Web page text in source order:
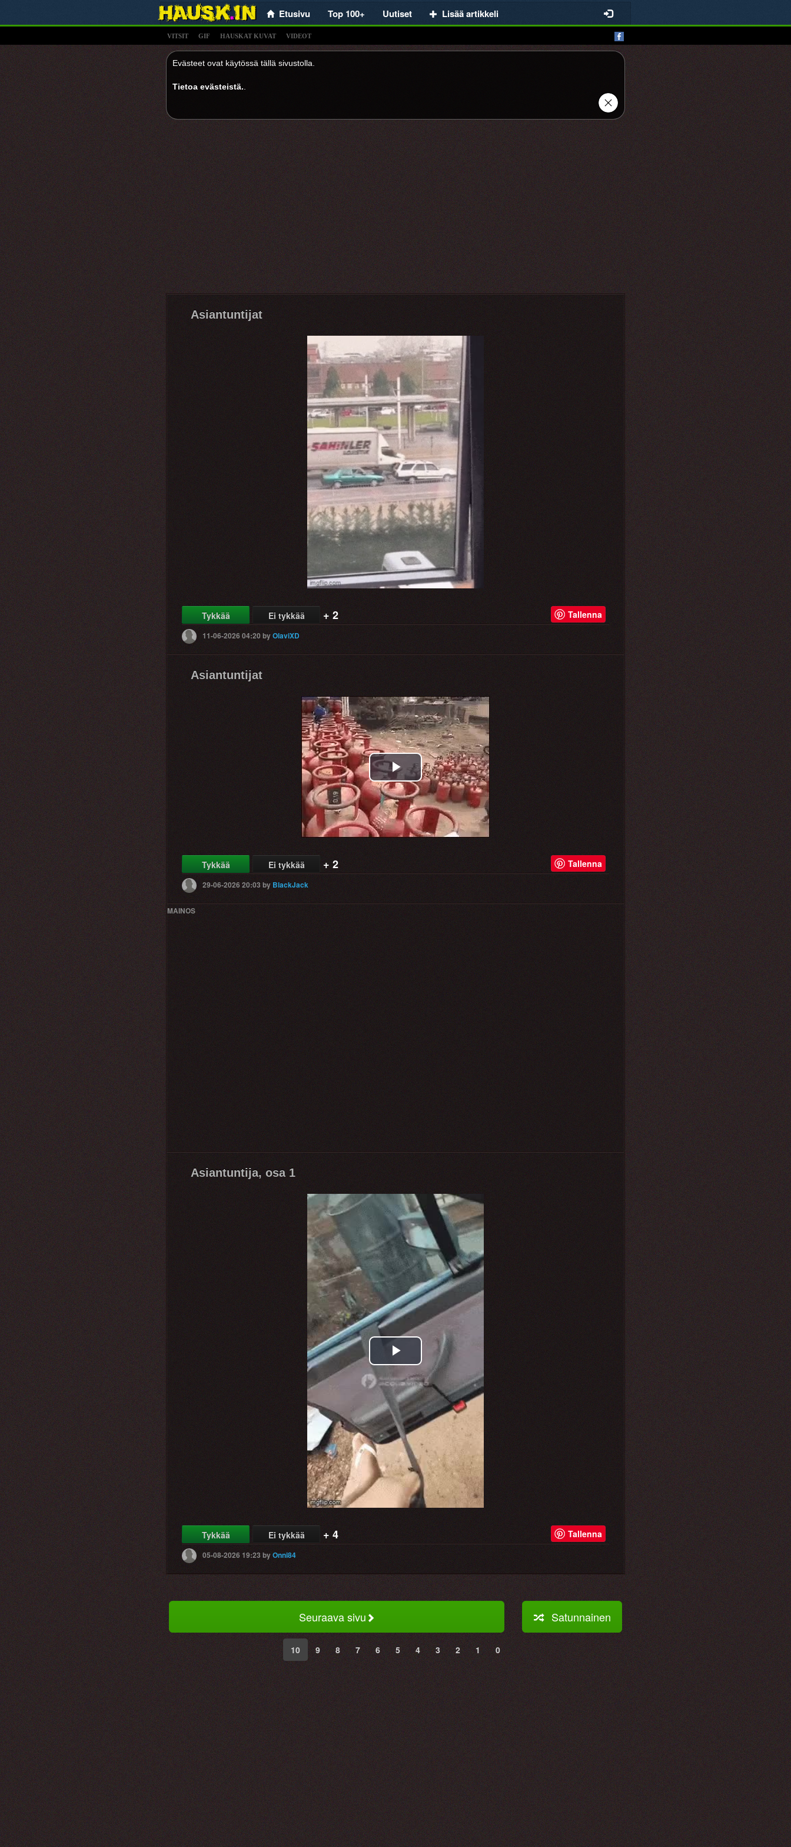
Etusivu Top 100+ Uutiset Lisää artikkeli
VITSIT GIF HAUSKAT KUVAT VIDEOT
Evästeet ovat käytössä tällä sivustolla.
Tietoa evästeistä.
Asiantuntijat
Tykkää Ei tykkää + 2 Tallenna
11-06-2026 04:20byOlaviXD
Asiantuntijat
Play
Video
Tykkää Ei tykkää + 2 Tallenna
29-06-2026 20:03 by BlackJack
MAINOS
Asiantuntija, osa 1
Play
Video
Tykkää Ei tykkää + 4 Tallenna
05-08-2026 19:23 byOnni84
Seuraava sivu Satunnainen
10 9 8 7 6 5 4 3 2 1 0